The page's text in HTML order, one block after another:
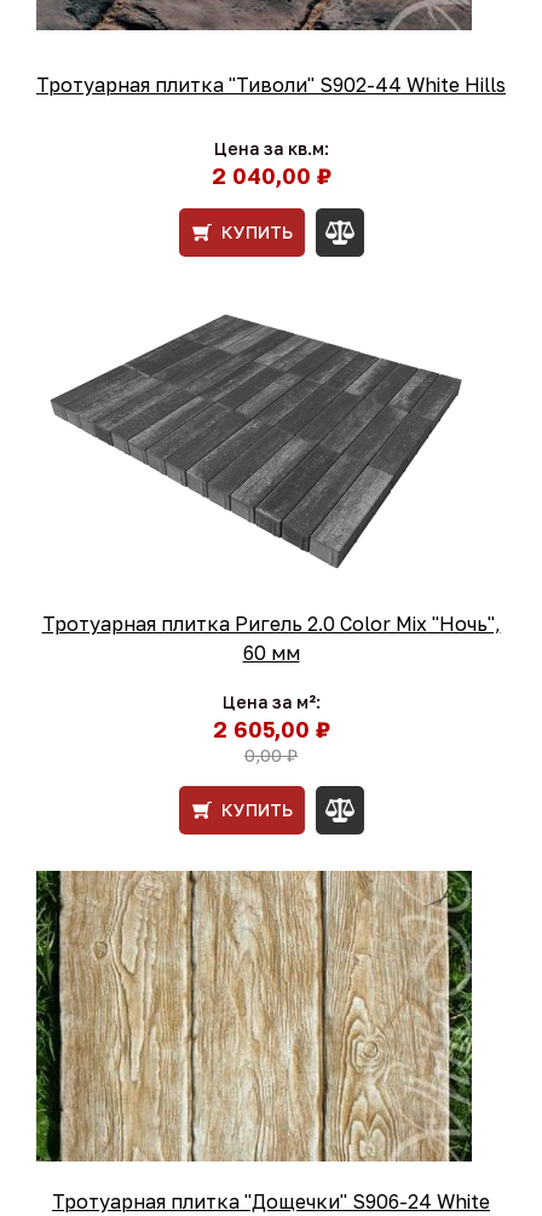
Тротуарная плитка "Тиволи" S902-44 White Hills
Цена за кв.м:
2 040,00 ₽
КУПИТЬ
Тротуарная плитка Ригель 2.0 Color Mix "Ночь",
60 мм
Цена за м²:
2 605,00 ₽
0,00 ₽
КУПИТЬ
Тротуарная плитка "Дощечки" S906-24 White